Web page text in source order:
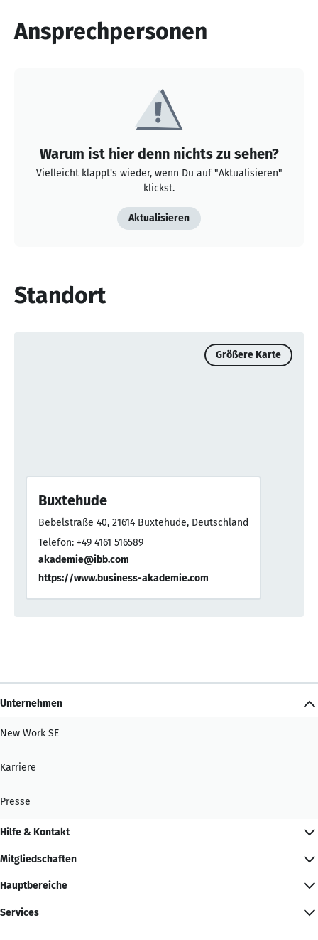
Ansprechpersonen
Warum ist hier denn nichts zu sehen?
Vielleicht klappt's wieder, wenn Du auf "Aktualisieren"
klickst.
Aktualisieren
Standort
Größere Karte
Buxtehude
Bebelstraße 40, 21614 Buxtehude, Deutschland
Telefon: +49 4161 516589
akademie@ibb.com
https://www.business-akademie.com
Unternehmen
New Work SE
Karriere
Presse
Hilfe & Kontakt
Mitgliedschaften
Hauptbereiche
Services